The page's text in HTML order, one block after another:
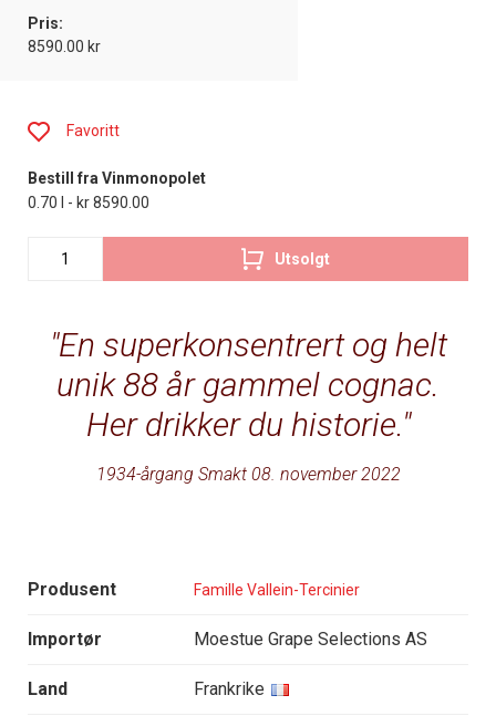
Pris:
8590.00 kr
En superkonsentrert og helt
unik 88 år gammel cognac.
Her drikker du historie.
1934-årgang Smakt 08. november 2022
Produsent Famille Vallein-Tercinier
Importør Moestue Grape Selections AS
Land Frankrike
Favoritt
Bestill fra Vinmonopolet
0.70 l - kr 8590.00
Utsolgt